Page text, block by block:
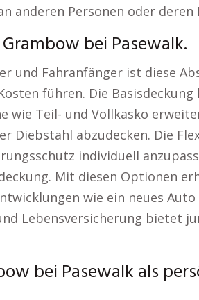
anderen Personen oder
bei Pasewalk.
und Fahranfänger ist diese
führen. Die
wie Teil- und Vollkasko
Diebstahl abzudecken. Die
individuell
Mit diesen Optionen
wie ein neues
Lebensversicherung bietet
bei Pasewalk als